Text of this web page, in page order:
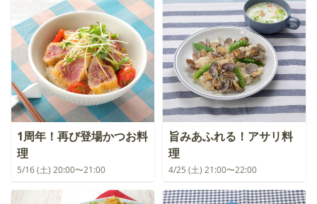
1周年！再び登場かつお料
理
5/16 (土) 20:00〜21:00
旨みあふれる！アサリ料
理
4/25 (土) 21:00〜22:00